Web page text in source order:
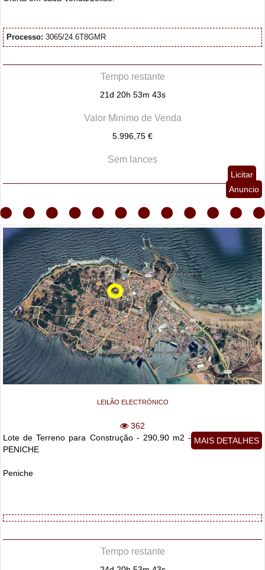
Processo: 3065/24.6T8GMR
Tempo restante
21d 20h 53m 42s
Valor Minimo de Venda
5.996,75 €
Sem lances
Licitar
Anuncio
LEILÃO ELECTRÓNICO
362
MAIS DETALHES
Lote de Terreno para Construção - 290,90 m2 -
PENICHE
Peniche
Tempo restante